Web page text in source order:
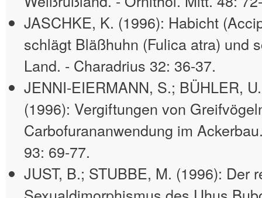
JASCHKE, K. (1996): Habicht
schlägt Bläßhuhn (Fulica atra) und
Land. - Charadrius 32: 36-37.
JENNI-EIERMANN, S.; BÜHLER,
(1996): Vergiftungen von
Carbofurananwendung im
93: 69-77.
JUST, B.; STUBBE, M. (1996): Der